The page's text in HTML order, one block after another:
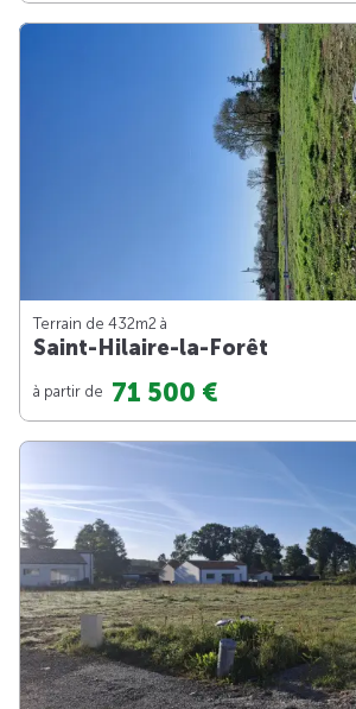
Terrain de 432m2 à
Saint-Hilaire-la-Forêt
à partir de 71 500 €